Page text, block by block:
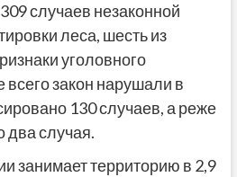
случаев незаконной
леса, шесть из
уголовного
закон нарушали в
130 случаев, а реже
два случая.
занимает территорию в 2,9